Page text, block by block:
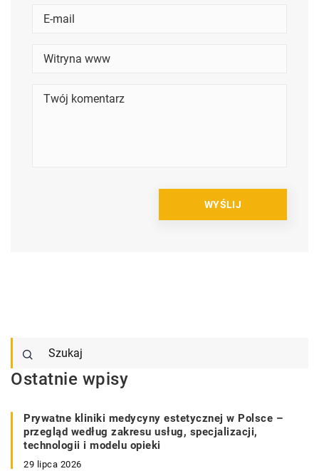
Ostatnie wpisy
Prywatne kliniki medycyny estetycznej w Polsce –
przegląd według zakresu usług, specjalizacji,
technologii i modelu opieki
29 lipca 2026